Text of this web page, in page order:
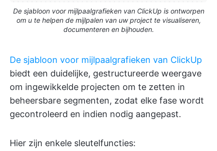
De sjabloon voor mijlpaalgrafieken van ClickUp is ontworpen
om u te helpen de mijlpalen van uw project te visualiseren,
documenteren en bijhouden.
De sjabloon voor mijlpaalgrafieken van ClickUp
biedt een duidelijke, gestructureerde weergave
om ingewikkelde projecten om te zetten in
beheersbare segmenten, zodat elke fase wordt
gecontroleerd en indien nodig aangepast.
Hier zijn enkele sleutelfuncties: